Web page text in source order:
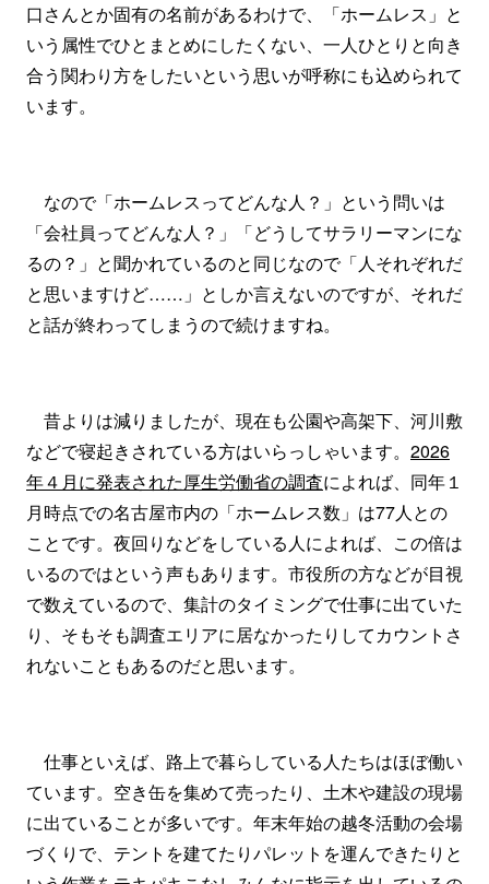
口さんとか固有の名前があるわけで、「ホームレス」と
いう属性でひとまとめにしたくない、一人ひとりと向き
合う関わり方をしたいという思いが呼称にも込められて
います。
なので「ホームレスってどんな人？」という問いは
「会社員ってどんな人？」「どうしてサラリーマンにな
るの？」と聞かれているのと同じなので「人それぞれだ
と思いますけど……」としか言えないのですが、それだ
と話が終わってしまうので続けますね。
昔よりは減りましたが、現在も公園や高架下、河川敷
などで寝起きされている方はいらっしゃいます。 2026
年４月に発表された厚生労働省の調査によれば、同年１
月時点での名古屋市内の「ホームレス数」は77人との
ことです。夜回りなどをしている人によれば、この倍は
いるのではという声もあります。市役所の方などが目視
で数えているので、集計のタイミングで仕事に出ていた
り、そもそも調査エリアに居なかったりしてカウントさ
れないこともあるのだと思います。
仕事といえば、路上で暮らしている人たちはほぼ働い
ています。空き缶を集めて売ったり、土木や建設の現場
に出ていることが多いです。年末年始の越冬活動の会場
づくりで、テントを建てたりパレットを運んできたりと